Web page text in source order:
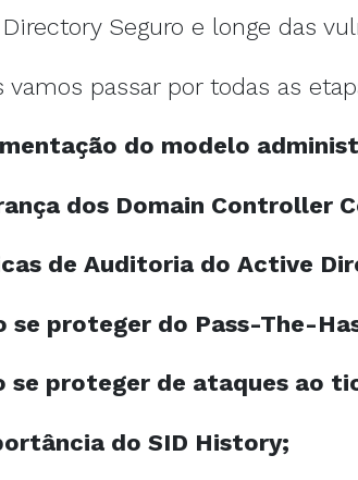
Seguro e longe das
vamos passar por todas as
do modelo
dos Domain Controller
de Auditoria do Active
se proteger do Pass-The-
se proteger de ataques ao
do SID History;